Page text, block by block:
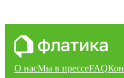
О насМы в прессеFAQ